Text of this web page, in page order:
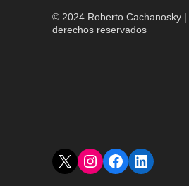
© 2024 Roberto Cachanosky |
derechos reservados
X Instagram
Facebook
LinkedIn